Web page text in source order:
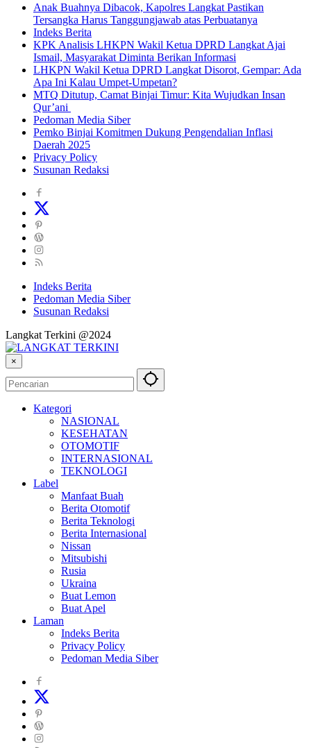
Anak Buahnya Dibacok, Kapolres Langkat Pastikan
Tersangka Harus Tanggungjawab atas Perbuatanya
Indeks Berita
KPK Analisis LHKPN Wakil Ketua DPRD Langkat Ajai
Ismail, Masyarakat Diminta Berikan Informasi
LHKPN Wakil Ketua DPRD Langkat Disorot, Gempar: Ada
Apa Ini Kalau Umpet-Umpetan?
MTQ Ditutup, Camat Binjai Timur: Kita Wujudkan Insan
Qur’ani
Pedoman Media Siber
Pemko Binjai Komitmen Dukung Pengendalian Inflasi
Daerah 2025
Privacy Policy
Susunan Redaksi
Indeks Berita
Pedoman Media Siber
Susunan Redaksi
Langkat Terkini @2024
×
Kategori
NASIONAL
KESEHATAN
OTOMOTIF
INTERNASIONAL
TEKNOLOGI
Label
Manfaat Buah
Berita Otomotif
Berita Teknologi
Berita Internasional
Nissan
Mitsubishi
Rusia
Ukraina
Buat Lemon
Buat Apel
Laman
Indeks Berita
Privacy Policy
Pedoman Media Siber